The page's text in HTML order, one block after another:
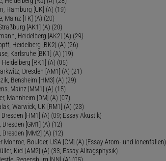
Hamburg [UK] (A) (19)
Mainz [TK] (A) (20)
[AK1] (A) (20)
Heidelberg [AK2] (A) (29)
Heidelberg [BK2] (A) (26)
Karlsruhe [BK1] (A) (19)
[RK1] (A) (05)
Dresden [AM1] (A) (21)
Bensheim [HM3] (A) (29)
Mainz [MM1] (A) (15)
Mannheim [DM] (A) (07)
Warwick, UK [RM1] (A) (23)
[HM1] (A) (09; Essay Akustik)
Dresden [GM1] (A) (12)
[MM2] (A) (12)
Monroe, Boulder, USA [CM] (A) (Essay Atom- und Ionenfallen)
Kiel [AM2] (A) (33; Essay Alltagsphysik)